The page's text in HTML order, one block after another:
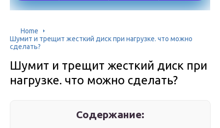
Home
Шумит и трещит жесткий диск при нагрузке. что можно
сделать?
Шумит и трещит жесткий диск при
нагрузке. что можно сделать?
Содержание: